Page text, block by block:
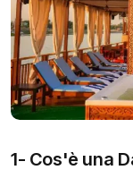
1- Cos'è una